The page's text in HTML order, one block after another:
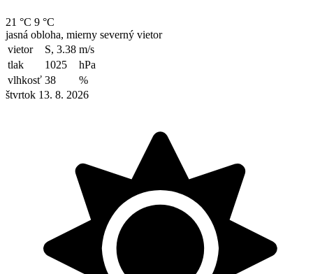
21 °C 9 °C
jasná obloha, mierny severný vietor
vietor
S, 3.38 m/s
tlak
1025
hPa
vlhkosť 38
%
štvrtok 13. 8. 2026